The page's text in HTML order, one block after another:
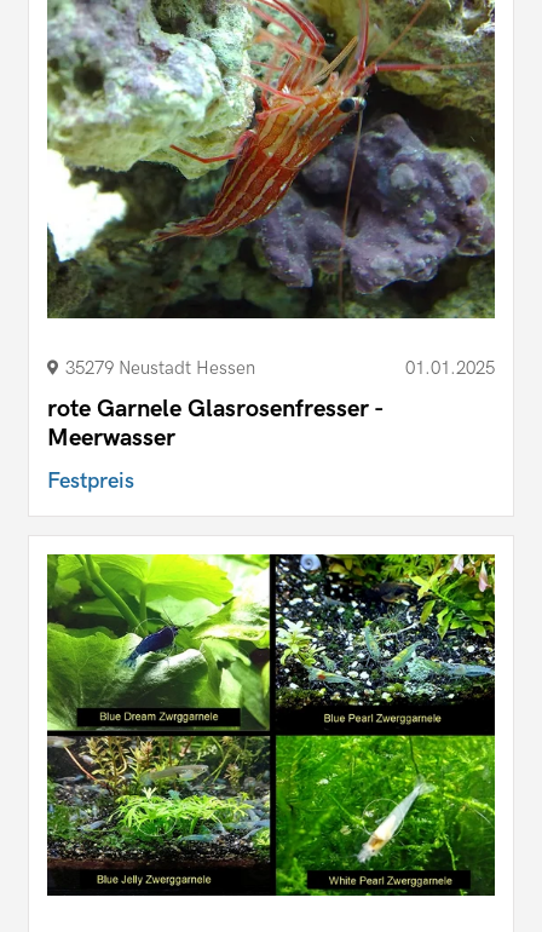
35279 Neustadt Hessen 01.01.2025
rote Garnele Glasrosenfresser -
Meerwasser
Festpreis